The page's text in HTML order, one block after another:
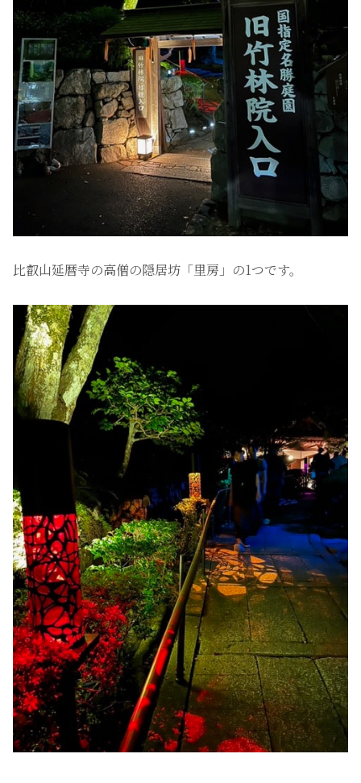
比叡山延暦寺の高僧の隠居坊「里房」の1つです。